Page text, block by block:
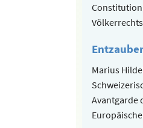
Marius
Avantgarde